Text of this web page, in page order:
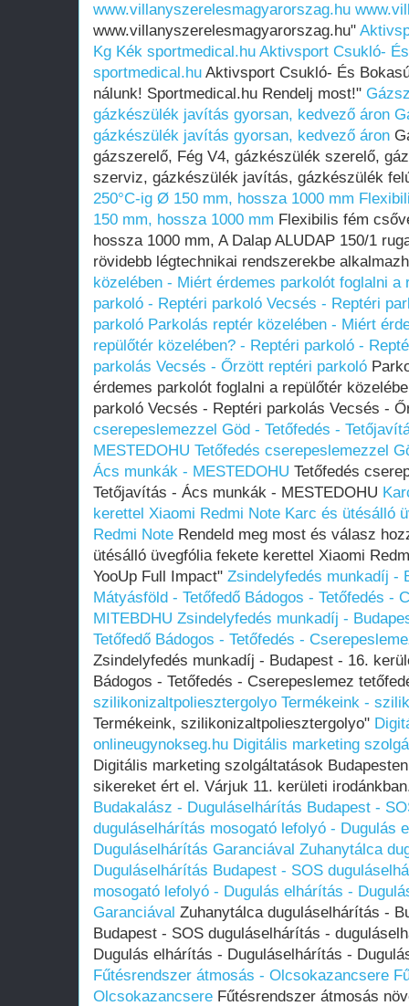
www.villanyszerelesmagyarorszag.hu
www.villanyszerelesmagyarorszag.hu"
Kg Kék sportmedical.hu Aktivsport Csukló-
sportmedical.hu Aktivsport Csukló- És
nálunk! Sportmedical.hu Rendelj most!"
gázkészülék javítás gyorsan, kedvező áron
gázkészülék javítás gyorsan, kedvező áron
gázszerelő, Fég V4, gázkészülék szerelő,
szerviz, gázkészülék javítás, gázkészülék
250°C-ig Ø 150 mm, hossza 1000 mm
150 mm, hossza 1000 mm Flexibilis fém
hossza 1000 mm, A Dalap ALUDAP 150/1
rövidebb légtechnikai rendszerekbe
közelében - Miért érdemes parkolót foglalni a
parkoló - Reptéri parkoló Vecsés - Reptéri
parkoló Parkolás reptér közelében - Miért
repülőtér közelében? - Reptéri parkoló -
parkolás Vecsés - Őrzött reptéri parkoló
érdemes parkolót foglalni a repülőtér
parkoló Vecsés - Reptéri parkolás Vecsés -
cserepeslemezzel Göd - Tetőfedés -
MESTEDOHU Tetőfedés cserepeslemezzel
Ács munkák - MESTEDOHU Tetőfedés
Tetőjavítás - Ács munkák - MESTEDOHU
kerettel Xiaomi Redmi Note Karc és ütésálló
Redmi Note Rendeld meg most és válasz
ütésálló üvegfólia fekete kerettel Xiaomi
YooUp Full Impact" Zsindelyfedés munkadíj -
Mátyásföld - Tetőfedő Bádogos - Tetőfedés -
MITEBDHU Zsindelyfedés munkadíj -
Tetőfedő Bádogos - Tetőfedés -
Zsindelyfedés munkadíj - Budapest - 16.
Bádogos - Tetőfedés - Cserepeslemez
szilikonizaltpoliesztergolyo Termékeink -
Termékeink, szilikonizaltpoliesztergolyo"
onlineugynokseg.hu Digitális marketing
Digitális marketing szolgáltatások
sikereket ért el. Várjuk 11. kerületi
Budakalász - Duguláselhárítás Budapest -
duguláselhárítás mosogató lefolyó - Dugulás
Duguláselhárítás Garanciával Zuhanytálca
Duguláselhárítás Budapest - SOS
mosogató lefolyó - Dugulás elhárítás -
Garanciával Zuhanytálca duguláselhárítás -
Budapest - SOS duguláselhárítás -
Dugulás elhárítás - Duguláselhárítás -
Fűtésrendszer átmosás - Olcsokazancsere
Olcsokazancsere Fűtésrendszer átmosás